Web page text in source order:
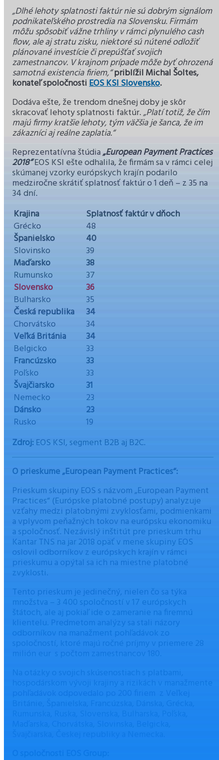
„Dlhé lehoty splatnosti faktúr nie sú dobrým signálom
podnikateľského prostredia na Slovensku. Firmám
môžu spôsobiť vážne trhliny v rámci plynulého cash
flow, ale aj stratu zisku, niektoré sú nútené odložiť
plánované investície či prepúšťať svojich
zamestnancov. V krajnom prípade môže byť ohrozená
samotná existencia firiem,“priblížil Michal Šoltes,
konateľ spoločnostiEOS KSI Slovensko.
Dodáva ešte, že trendom dnešnej doby je skôr
skracovať lehoty splatnosti faktúr.„Platí totiž, že čím
majú firmy kratšie lehoty, tým väčšia je šanca, že im
zákazníci aj reálne zaplatia.“
Reprezentatívna štúdia„European Payment Practices
2018“EOS KSI ešte odhalila, že firmám sa v rámci celej
skúmanej vzorky európskych krajín podarilo
medziročne skrátiť splatnosť faktúr o 1 deň – z 35 na
34 dní.
Krajina
Splatnosť faktúr v dňoch
Grécko
48
Španielsko
40
Slovinsko
39
Maďarsko
38
Rumunsko
37
Slovensko
36
Bulharsko
35
Česká republika
34
Chorvátsko
34
Veľká Británia
34
Belgicko
33
Francúzsko
33
Poľsko
33
Švajčiarsko
31
Nemecko
23
Dánsko
23
Rusko
19
Zdroj: EOS KSI, segment B2B aj B2C.
O prieskume„European Payment Practices“:
Prieskum skupiny EOS s názvom „European Payment
Practices“ (Európske platobné postupy) analyzuje
vzťahy medzi platobnými zvyklosťami, podmienkami
a vplyvom peňažných tokov na európsku ekonomiku
a spoločnosť. Nezávislý inštitút pre prieskum trhu
Kantar TNS na jar 2018 opäť v mene skupiny EOS
oslovil odborníkov z európskych krajín v rámci
prieskumu a opýtal sa ich na miestne platobné
zvyklosti.
Tento prieskum je jedinečný, nielen čo sa týka
množstva – 3 400 spoločností v 17 európskych
štátoch, ale aj pokiaľ ide o zameranie na firemnú
klientelu. Predmetom analýzy sa stali názory
odborníkov na manažment pohľadávok zo